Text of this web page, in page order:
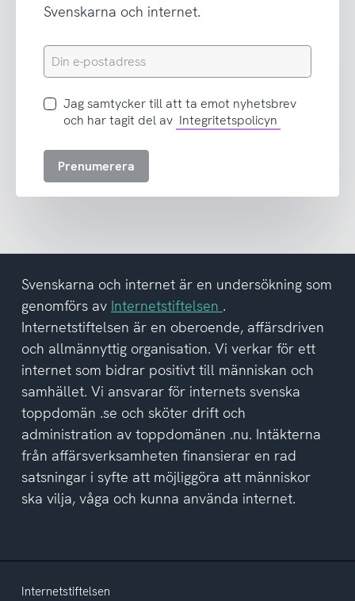
Svenskarna och internet.
Din
e-
Jag
samtycker
att
del
av
integritetspolicyn
Jag samtycker till att ta emot nyhetsbrev
och har tagit del av Integritetspolicyn
Prenumerera
Svenskarna och internet är en undersökning som
genomförs av Internetstiftelsen .
Internetstiftelsen är en oberoende, affärsdriven
och allmännyttig organisation. Vi verkar för ett
internet som bidrar positivt till människan och
samhället. Vi ansvarar för internets svenska
toppdomän .se och sköter drift och
administration av toppdomänen .nu. Intäkterna
från affärsverksamheten finansierar en rad
satsningar i syfte att möjliggöra att människor
ska vilja, våga och kunna använda internet.
Internetstiftelsen